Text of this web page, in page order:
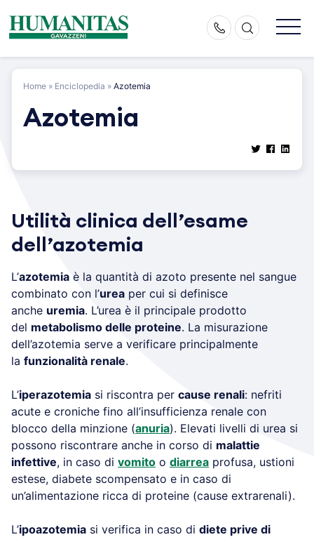
content
Home » Enciclopedia » Azotemia
Azotemia
Utilità clinica dell’esame
dell’azotemia
L’azotemia è la quantità di azoto presente nel sangue
combinato con l’urea per cui si definisce
anche uremia. L’urea è il principale prodotto
del metabolismo delle proteine. La misurazione
dell’azotemia serve a verificare principalmente
la funzionalità renale.
L’iperazotemia si riscontra per cause renali: nefriti
acute e croniche fino all’insufficienza renale con
blocco della minzione (anuria). Elevati livelli di urea si
possono riscontrare anche in corso di malattie
infettive, in caso di vomito o diarrea profusa, ustioni
estese, diabete scompensato e in caso di
un’alimentazione ricca di proteine (cause extrarenali).
L’ipoazotemia si verifica in caso di diete prive di